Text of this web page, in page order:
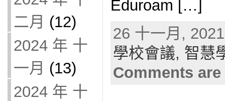
二月 (12)
2024 年 十
一月 (13)
2024 年 十
Eduroam […]
26 十一月,
學校會議, 智慧
Comments